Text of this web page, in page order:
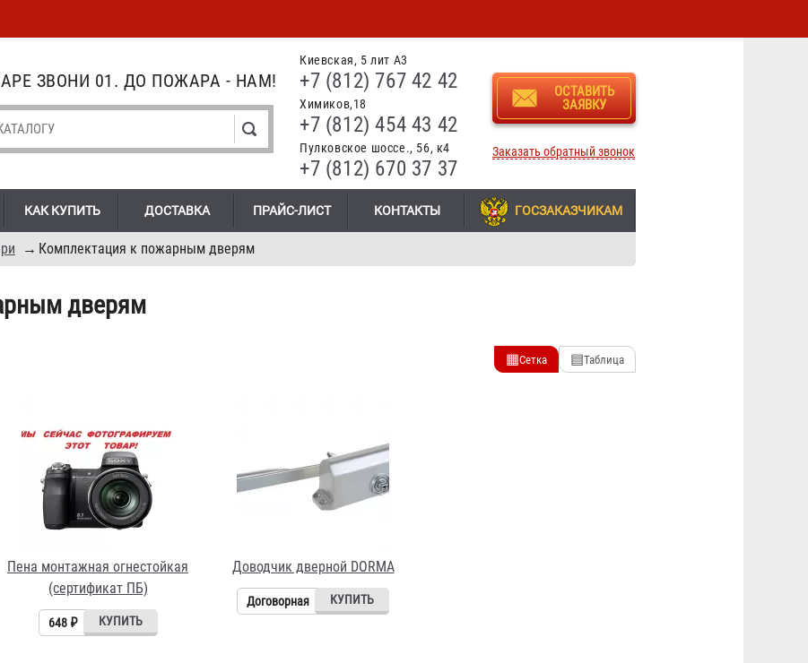
Киевская, 5 лит А3
+7 (812) 767 42 42
Химиков,18
+7 (812) 454 43 42
Пулковское шоссе., 56, к4
+7 (812) 670 37 37
ОСТАВИТЬ
ЗАЯВКУ
Заказать обратный звонок
ЗВОНИ 01. ДО ПОЖАРА - НАМ!
КАК КУПИТЬ ДОСТАВКА ПРАЙС-ЛИСТ КОНТАКТЫ ГОСЗАКАЗЧИКАМ
→ Комплектация к пожарным дверям
дверям
▦Сетка ▤Таблица
Пена монтажная огнестойкая
(сертификат ПБ)
648 ₽
Доводчик дверной DORMA
Договорная